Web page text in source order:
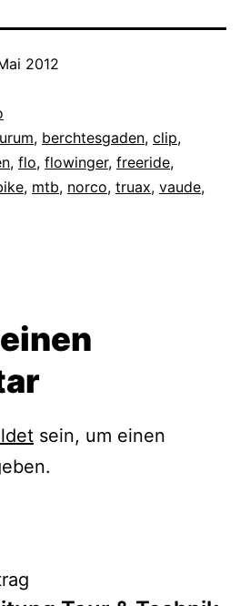
2012
, berchtesgaden, clip,
, flo, flowinger, freeride,
, mtb, norco, truax, vaude,
sein, um einen